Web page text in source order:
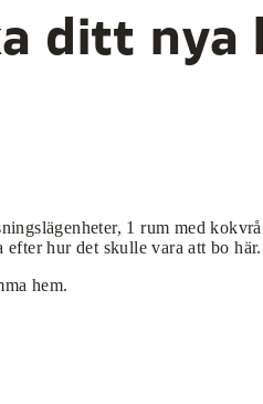
ditt nya
1 rum med
hur det skulle vara att bo här.
hem.